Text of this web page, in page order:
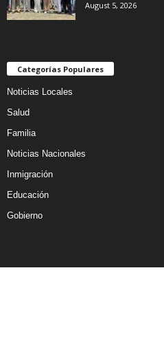
August 5, 2026
Categorías Populares
Noticias Locales
Salud
Familia
Noticias Nacionales
Inmigración
Educación
Gobierno